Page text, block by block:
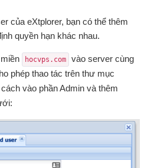
của eXtplorer, bạn có thể thêm
quyền hạn khác nhau.
hocvps.com
vào server cùng
phép thao tác trên thư mục
cách vào phần Admin và thêm